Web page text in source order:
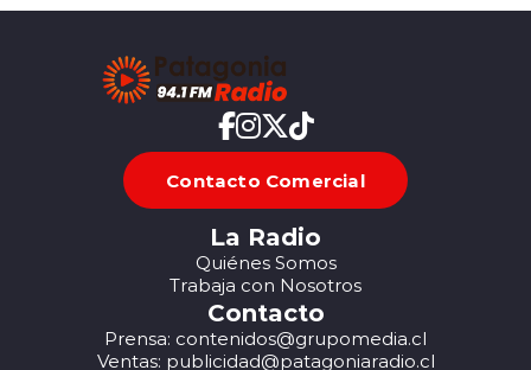
Contacto Comercial
La Radio
Quiénes Somos
Trabaja con Nosotros
Contacto
Prensa: contenidos@grupomedia.cl
Ventas: publicidad@patagoniaradio.cl